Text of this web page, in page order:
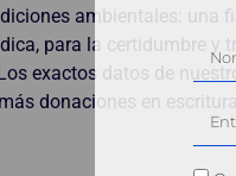
ambientales: una
para la certidumbre
exactos datos de
donaciones en